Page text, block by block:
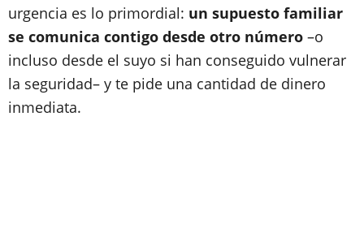
urgencia es lo primordial: un supuesto familiar
se comunica contigo desde otro número –o
incluso desde el suyo si han conseguido vulnerar
la seguridad– y te pide una cantidad de dinero
inmediata.